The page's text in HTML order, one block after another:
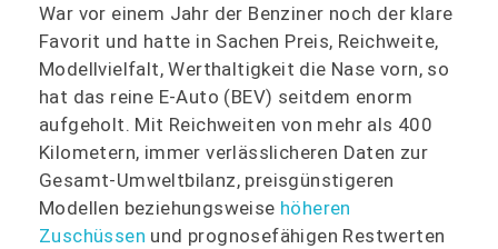
War vor einem Jahr der Benziner noch der klare
Favorit und hatte in Sachen Preis, Reichweite,
Modellvielfalt, Werthaltigkeit die Nase vorn, so
hat das reine E-Auto (BEV) seitdem enorm
aufgeholt. Mit Reichweiten von mehr als 400
Kilometern, immer verlässlicheren Daten zur
Gesamt-Umweltbilanz, preisgünstigeren
Modellen beziehungsweise höheren
Zuschüssen und prognosefähigen Restwerten